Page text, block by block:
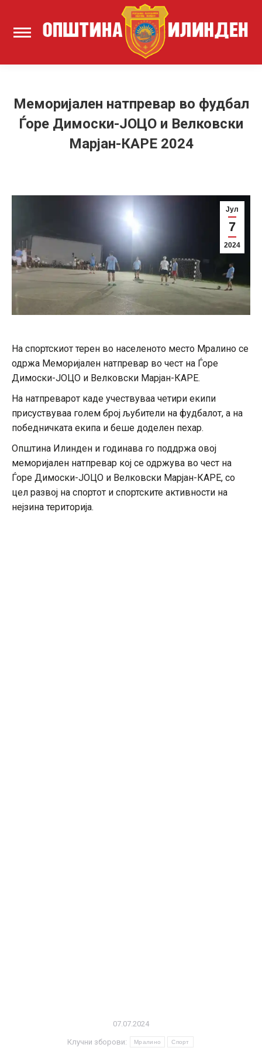
Меморијален натпревар во фудбал
Ѓоре Димоски-ЈОЦО и Велковски
Марјан-КАРЕ 2024
Јул
7
2024
На спортскиот терен во населеното место Мралино се
одржа Меморијален натпревар во чест на Ѓоре
Димоски-ЈОЦО и Велковски Марјан-КАРЕ.
На натпреварот каде учествуваа четири екипи
присуствуваа голем број љубители на фудбалот, а на
победничката екипа и беше доделен пехар.
Општина Илинден и годинава го поддржа овој
меморијален натпревар кој се одржува во чест на
Ѓоре Димоски-ЈОЦО и Велковски Марјан-КАРЕ, со
цел развој на спортот и спортските активности на
нејзина територија.
07.07.2024
Клучни зборови: Мралино Спорт